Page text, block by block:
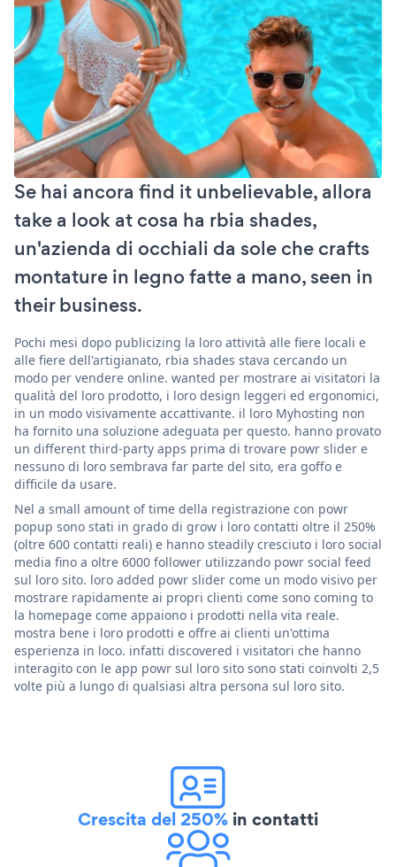
Se hai ancora find it unbelievable, allora
take a look at cosa ha rbia shades,
un'azienda di occhiali da sole che crafts
montature in legno fatte a mano, seen in
their business.
Pochi mesi dopo publicizing la loro attività alle fiere locali e
alle fiere dell'artigianato, rbia shades stava cercando un
modo per vendere online. wanted per mostrare ai visitatori la
qualità del loro prodotto, i loro design leggeri ed ergonomici,
in un modo visivamente accattivante. il loro Myhosting non
ha fornito una soluzione adeguata per questo. hanno provato
un different third-party apps prima di trovare powr slider e
nessuno di loro sembrava far parte del sito, era goffo e
difficile da usare.
Nel a small amount of time della registrazione con powr
popup sono stati in grado di grow i loro contatti oltre il 250%
(oltre 600 contatti reali) e hanno steadily cresciuto i loro social
media fino a oltre 6000 follower utilizzando powr social feed
sul loro sito. loro added powr slider come un modo visivo per
mostrare rapidamente ai propri clienti come sono coming to
la homepage come appaiono i prodotti nella vita reale.
mostra bene i loro prodotti e offre ai clienti un'ottima
esperienza in loco. infatti discovered i visitatori che hanno
interagito con le app powr sul loro sito sono stati coinvolti 2,5
volte più a lungo di qualsiasi altra persona sul loro sito.
Crescita del 250% in contatti